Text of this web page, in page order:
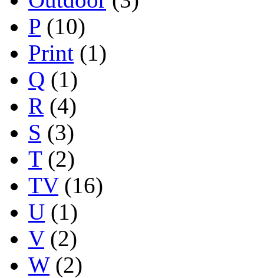
P (10)
Print (1)
Q (1)
R (4)
S (3)
T(2)
TV(16)
U (1)
V(2)
W(2)